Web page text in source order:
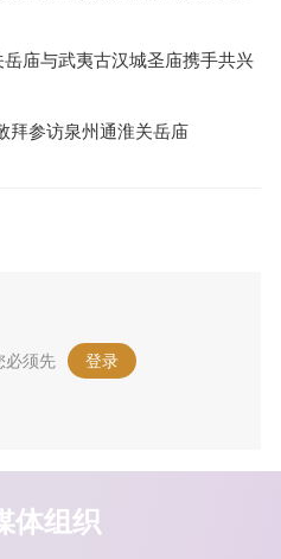
庙与武夷古汉城圣庙携手共兴
拜参访泉州通淮关岳庙
必须先 登录 。
体组织